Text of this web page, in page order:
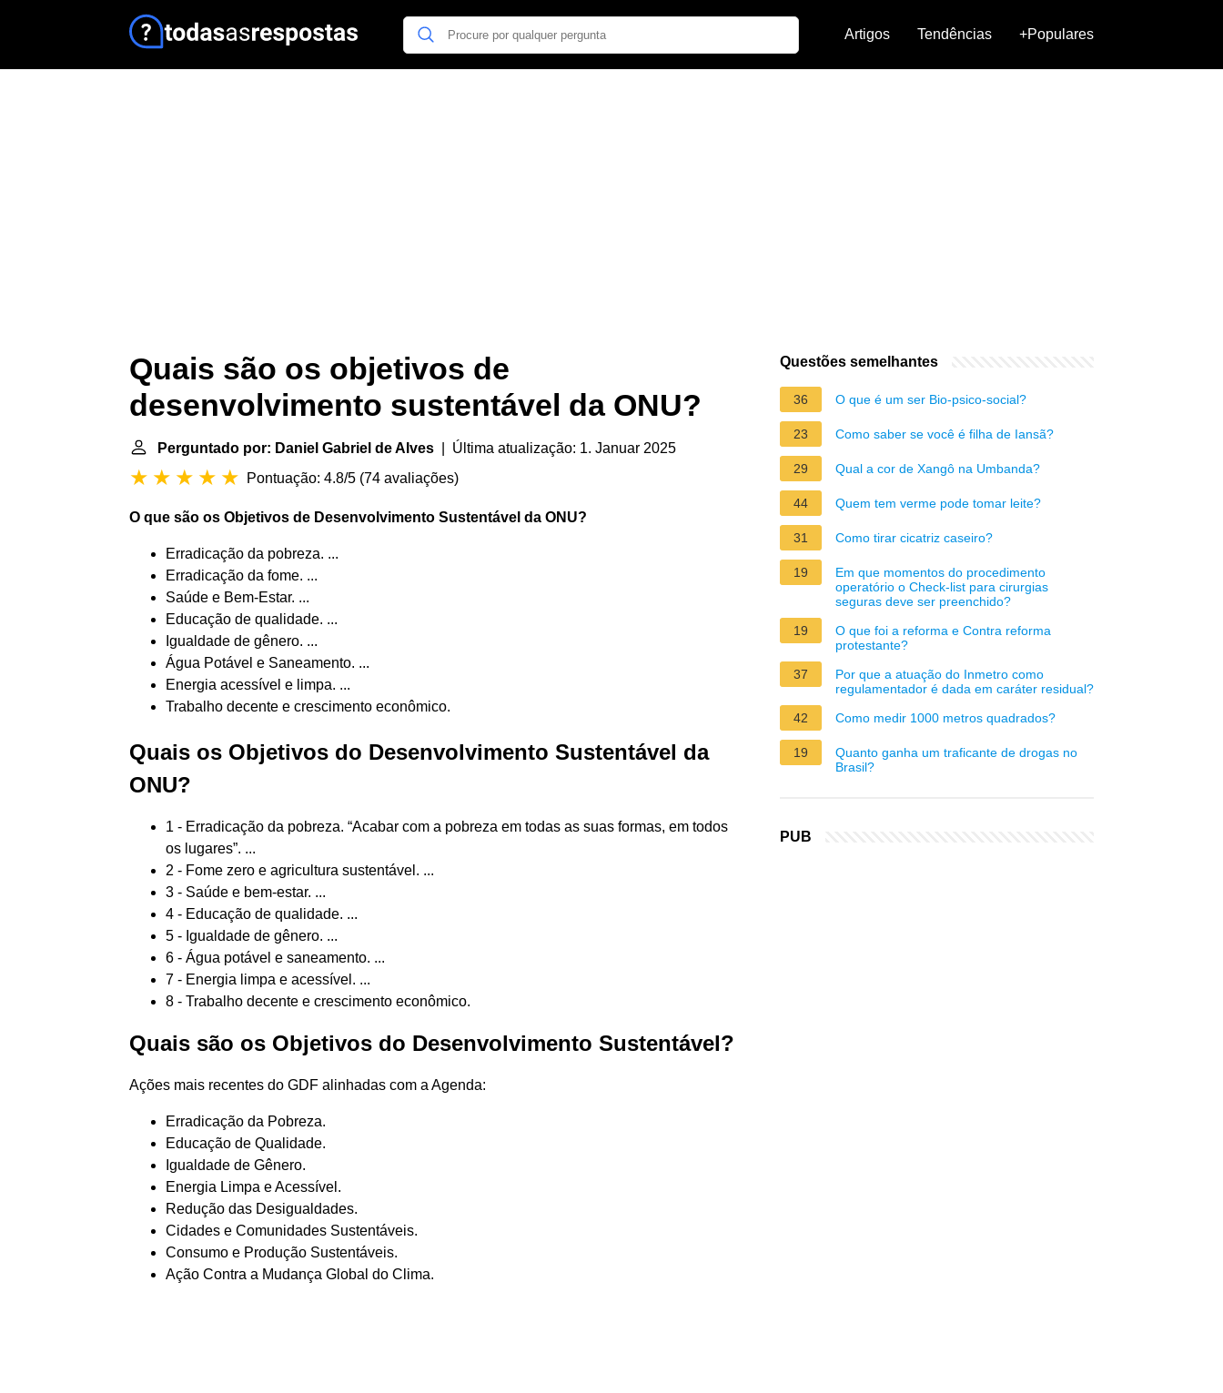
Artigos Tendências +Populares
Quais são os objetivos de
desenvolvimento sustentável da ONU?
Perguntado por: Daniel Gabriel de Alves | Última atualização: 1. Januar 2025
Pontuação: 4.8/5 (74 avaliações)
O que são os Objetivos de Desenvolvimento Sustentável da ONU?
Erradicação da pobreza. ...
Erradicação da fome. ...
Saúde e Bem-Estar. ...
Educação de qualidade. ...
Igualdade de gênero. ...
Água Potável e Saneamento. ...
Energia acessível e limpa. ...
Trabalho decente e crescimento econômico.
Quais os Objetivos do Desenvolvimento Sustentável da
ONU?
1 - Erradicação da pobreza. “Acabar com a pobreza em todas as suas formas, em todos
os lugares”. ...
2 - Fome zero e agricultura sustentável. ...
3 - Saúde e bem-estar. ...
4 - Educação de qualidade. ...
5 - Igualdade de gênero. ...
6 - Água potável e saneamento. ...
7 - Energia limpa e acessível. ...
8 - Trabalho decente e crescimento econômico.
Quais são os Objetivos do Desenvolvimento Sustentável?
Ações mais recentes do GDF alinhadas com a Agenda:
Erradicação da Pobreza.
Educação de Qualidade.
Igualdade de Gênero.
Energia Limpa e Acessível.
Redução das Desigualdades.
Cidades e Comunidades Sustentáveis.
Consumo e Produção Sustentáveis.
Ação Contra a Mudança Global do Clima.
Questões semelhantes
36 O que é um ser Bio-psico-social?
23 Como saber se você é filha de Iansã?
29 Qual a cor de Xangô na Umbanda?
44 Quem tem verme pode tomar leite?
31 Como tirar cicatriz caseiro?
19
Em que momentos do procedimento
operatório o Check-list para cirurgias
seguras deve ser preenchido?
19
O que foi a reforma e Contra reforma
protestante?
37
Por que a atuação do Inmetro como
regulamentador é dada em caráter residual?
42
Como medir 1000 metros quadrados?
19
Quanto ganha um traficante de drogas no
Brasil?
PUB